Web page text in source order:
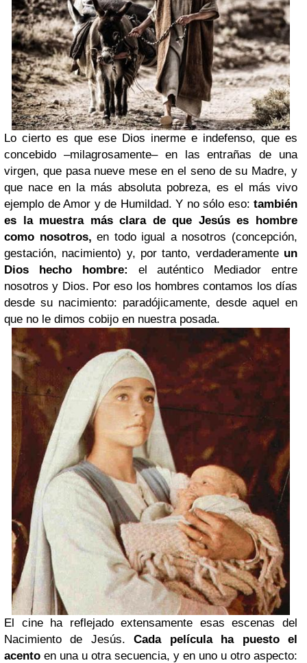
Lo cierto es que ese Dios inerme e indefenso, que es
concebido –milagrosamente– en las entrañas de una
virgen, que pasa nueve mese en el seno de su Madre, y
que nace en la más absoluta pobreza, es el más vivo
ejemplo de Amor y de Humildad. Y no sólo eso: también
es la muestra más clara de que Jesús es hombre
como nosotros,en todo igual a nosotros (concepción,
gestación, nacimiento) y, por tanto, verdaderamente un
Dios hecho hombre: el auténtico Mediador entre
nosotros y Dios. Por eso los hombres contamos los días
desde su nacimiento: paradójicamente, desde aquel en
que no le dimos cobijo en nuestra posada.
El cine ha reflejado extensamente esas escenas del
Nacimiento de Jesús.Cada película ha puesto el
acento en una u otra secuencia, y en uno u otro aspecto: